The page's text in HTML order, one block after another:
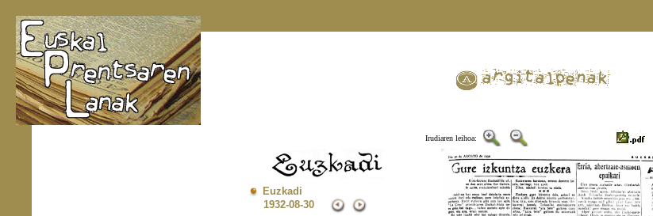
Irudiaren leihoa:
Euzkadi
1932-08-30